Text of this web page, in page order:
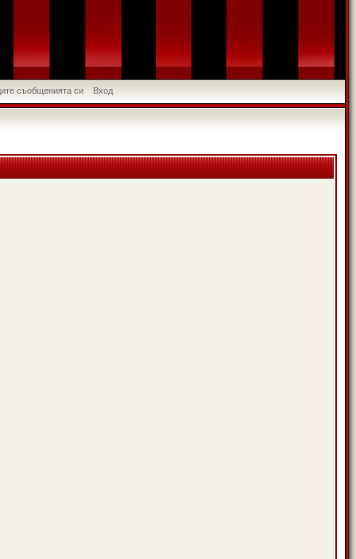
съобщенията си Вход